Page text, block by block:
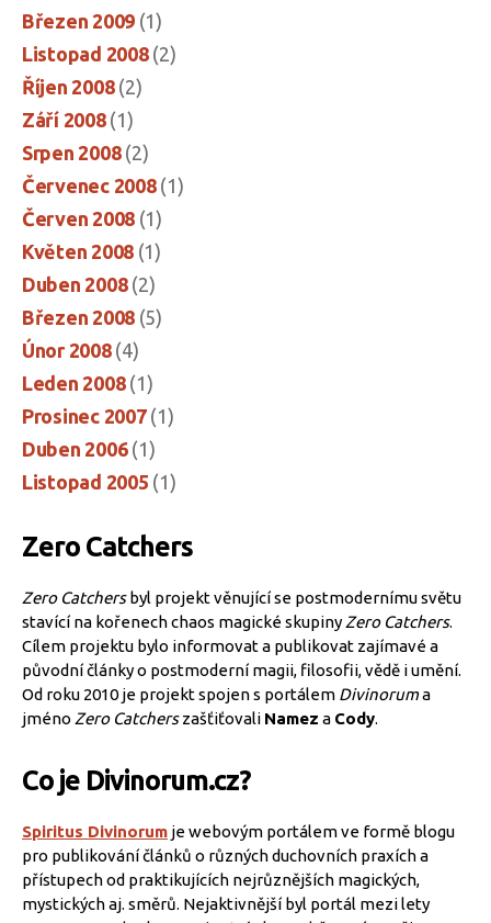
Březen 2009 (1)
Listopad 2008(2)
Říjen 2008(2)
Září 2008(1)
Srpen 2008(2)
Červenec 2008(1)
Červen 2008 (1)
Květen 2008 (1)
Duben 2008(2)
Březen 2008 (5)
Únor 2008(4)
Leden 2008(1)
Prosinec 2007(1)
Duben 2006(1)
Listopad 2005 (1)
Zero Catchers
Zero Catchersbyl projekt věnující se postmodernímu světu
stavící na kořenech chaos magické skupiny Zero Catchers.
Cílem projektu bylo informovat a publikovat zajímavé a
původní články o postmoderní magii, filosofii, vědě i umění.
Od roku 2010 je projekt spojen s portálem Divinoruma
jméno Zero Catcherszašťiťovali Namez a Cody.
Co je Divinorum.cz?
Spiritus Divinorum je webovým portálem ve formě blogu
pro publikování článků o různých duchovních praxích a
přístupech od praktikujících nejrůznějších magických,
mystických aj. směrů. Nejaktivnější byl portál mezi lety